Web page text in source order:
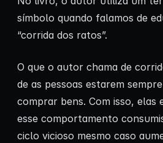
símbolo quando falamos de
“corrida dos ratos”.
O que o autor chama de
de as pessoas estarem
comprar bens. Com isso, elas
esse comportamento
ciclo vicioso mesmo caso